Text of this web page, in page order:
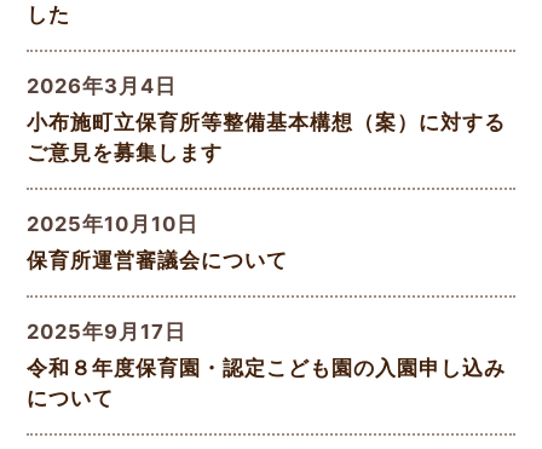
した
2026年3月4日
小布施町立保育所等整備基本構想（案）に対する
ご意見を募集します
2025年10月10日
保育所運営審議会について
2025年9月17日
令和８年度保育園・認定こども園の入園申し込み
について